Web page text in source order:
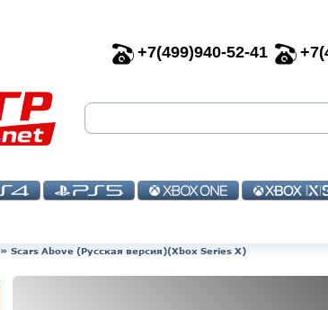
+7(499)940-52-41
» Scars Above (Русская версия)(Xbox Series X)